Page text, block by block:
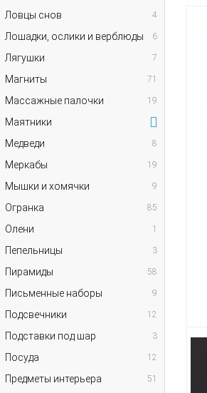
Ловцы снов 4
Лошадки, ослики и верблюды 6
Лягушки 7
Магниты 71
Массажные палочки 19
Маятники
Медведи
8
Меркабы 19
Мышки и хомячки 9
Огранка 85
Олени 1
Пепельницы 3
Пирамиды 58
Письменные наборы 9
Подсвечники 12
Подставки под шар 3
Посуда 12
Предметы интерьера 51